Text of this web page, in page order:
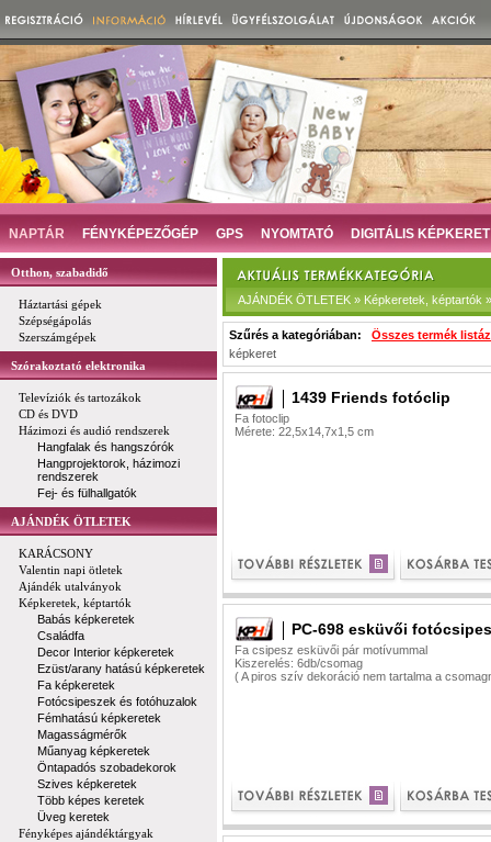
NAPTÁR FÉNYKÉPEZŐGÉP GPS NYOMTATÓ DIGITÁLIS KÉPKERET
Otthon, szabadidő
Háztartási gépek
Szépségápolás
Szerszámgépek
Szórakoztató elektronika
Televíziók és tartozákok
CD és DVD
Házimozi és audió rendszerek
Hangfalak és hangszórók
Hangprojektorok, házimozi
rendszerek
Fej- és fülhallgatók
AJÁNDÉK ÖTLETEK
KARÁCSONY
Valentin napi ötletek
Ajándék utalványok
Képkeretek, képtartók
Babás képkeretek
Családfa
Decor Interior képkeretek
Ezüst/arany hatású képkeretek
Fa képkeretek
Fotócsipeszek és fotóhuzalok
Fémhatású képkeretek
Magasságmérők
Műanyag képkeretek
Öntapadós szobadekorok
Szives képkeretek
Több képes keretek
Üveg keretek
Fényképes ajándéktárgyak
AJÁNDÉK ÖTLETEK » Képkeretek, képtartók
Szűrés a kategóriában: Összes termék
képkeret
1439 Friends fotóclip
Fa fotoclip
Mérete: 22,5x14,7x1,5 cm
PC-698 esküvői
Fa csipesz esküvői pár motívummal
Kiszerelés: 6db/csomag
( A piros szív dekoráció nem tartalma a